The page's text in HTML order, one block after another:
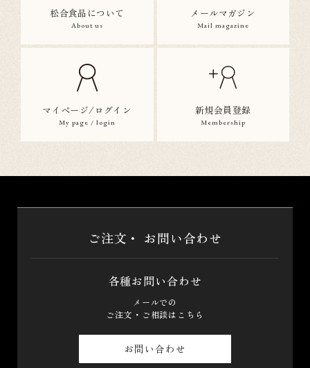
松合食品について
About us
メールマガジン
Mail magazine
マイページ/ログイン
My page / login
新規会員登録
Membership
ご注文・ お問い合わせ
各種お問い合わせ
メールでの
ご注文・ご相談はこちら
お問い合わせ